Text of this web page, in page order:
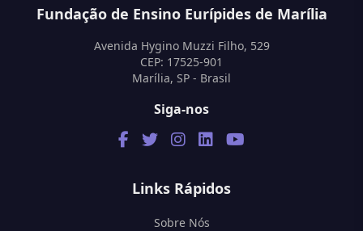
Fundação de Ensino Eurípides de Marília
Avenida Hygino Muzzi Filho, 529
CEP: 17525-901
Marília, SP - Brasil
Siga-nos
Links Rápidos
Sobre Nós